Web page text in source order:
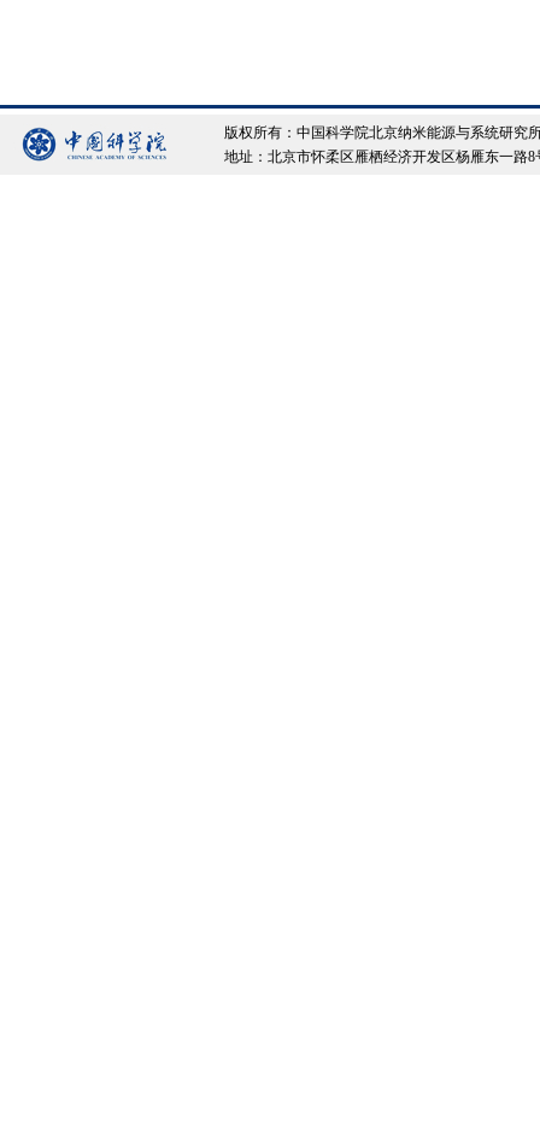
版权所有：中国科学院北京纳米能源与系统研究
地址：北京市怀柔区雁栖经济开发区杨雁东一路8